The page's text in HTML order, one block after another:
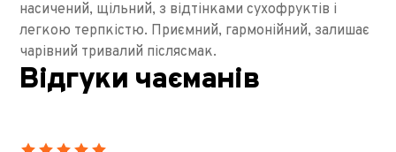
насичений, щільний, з відтінками сухофруктів і
легкою терпкістю. Приємний, гармонійний, залишає
чарівний тривалий післясмак.
Відгуки чаєманів